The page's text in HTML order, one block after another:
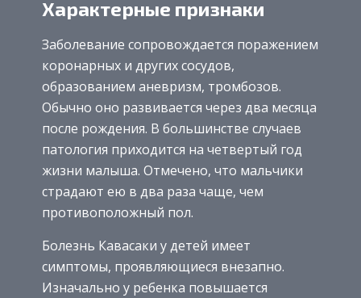
Характерные признаки
Заболевание сопровождается поражением
коронарных и других сосудов,
образованием аневризм, тромбозов.
Обычно оно развивается через два месяца
после рождения. В большинстве случаев
патология приходится на четвертый год
жизни малыша. Отмечено, что мальчики
страдают ею в два раза чаще, чем
противоположный пол.
Болезнь Кавасаки у детей имеет
симптомы, проявляющиеся внезапно.
Изначально у ребенка повышается